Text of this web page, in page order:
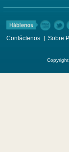
Contáctenos Sobre